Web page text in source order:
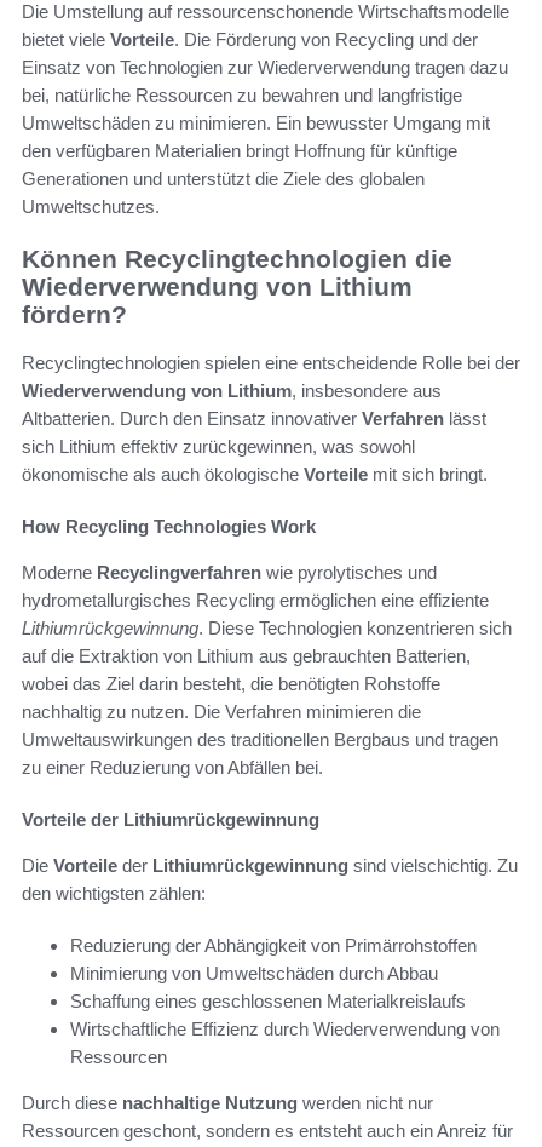
Die Umstellung auf ressourcenschonende Wirtschaftsmodelle
bietet viele Vorteile. Die Förderung von Recycling und der
Einsatz von Technologien zur Wiederverwendung tragen dazu
bei, natürliche Ressourcen zu bewahren und langfristige
Umweltschäden zu minimieren. Ein bewusster Umgang mit
den verfügbaren Materialien bringt Hoffnung für künftige
Generationen und unterstützt die Ziele des globalen
Umweltschutzes.
Können Recyclingtechnologien die
Wiederverwendung von Lithium
fördern?
Recyclingtechnologien spielen eine entscheidende Rolle bei der
Wiederverwendung von Lithium, insbesondere aus
Altbatterien. Durch den Einsatz innovativer Verfahren lässt
sich Lithium effektiv zurückgewinnen, was sowohl
ökonomische als auch ökologische Vorteile mit sich bringt.
How Recycling Technologies Work
Moderne Recyclingverfahren wie pyrolytisches und
hydrometallurgisches Recycling ermöglichen eine effiziente
Lithiumrückgewinnung. Diese Technologien konzentrieren sich
auf die Extraktion von Lithium aus gebrauchten Batterien,
wobei das Ziel darin besteht, die benötigten Rohstoffe
nachhaltig zu nutzen. Die Verfahren minimieren die
Umweltauswirkungen des traditionellen Bergbaus und tragen
zu einer Reduzierung von Abfällen bei.
Vorteile der Lithiumrückgewinnung
Die Vorteile der Lithiumrückgewinnung sind vielschichtig. Zu
den wichtigsten zählen:
Reduzierung der Abhängigkeit von Primärrohstoffen
Minimierung von Umweltschäden durch Abbau
Schaffung eines geschlossenen Materialkreislaufs
Wirtschaftliche Effizienz durch Wiederverwendung von
Ressourcen
Durch diese nachhaltige Nutzung werden nicht nur
Ressourcen geschont, sondern es entsteht auch ein Anreiz für